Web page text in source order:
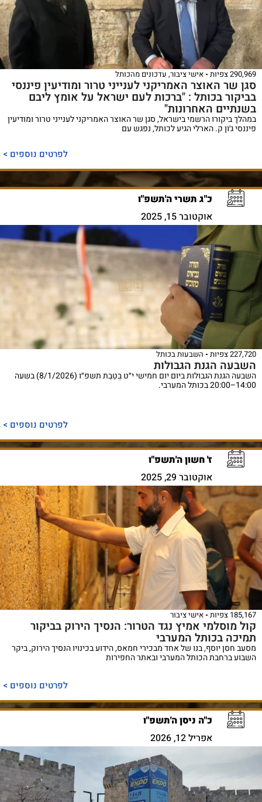
290,969 צפיות אישי ציבור, עדכונים מהכותל
סגן שר האוצר האמריקני לענייני טרור ומודיעין פיננסי
בביקור בכותל : "ברכות לעם ישראל על אומץ ליבם
בשנתיים האחרונות"
במהלך ביקורו הרשמי בישראל, סגן שר האוצר האמריקני לענייני טרור ומודיעין
פיננסי ג׳ון ק. הארלי הגיע לכותל, נפגש עם
לפרטים נוספים >
כ"ג תשרי ה'תשפ"ו
אוקטובר 15, 2025
227,720 צפיות השבעות בכותל
השבעה הגנת הגבולות
השבעה הגנת הגבולות ביום יום חמישי י״ט בְּטֵבֵת תשפ״ו (8/1/2026) בשעה
14:00–20:00 בכותל המערבי.
לפרטים נוספים >
ז' חשון ה'תשפ"ו
אוקטובר 29, 2025
185,167 צפיות אישי ציבור
קול מוסלמי אמיץ נגד הטרור: הנסיך הירוק בביקור
תמיכה בכותל המערבי
מסעב חסן יוסף, בנו של אחד מבכירי חמאס, הידוע בכינויו הנסיך הירוק, ביקר
השבוע ברחבת הכותל המערבי ובאתר החפירות
לפרטים נוספים >
כ"ה ניסן ה'תשפ"ו
אפריל 12, 2026